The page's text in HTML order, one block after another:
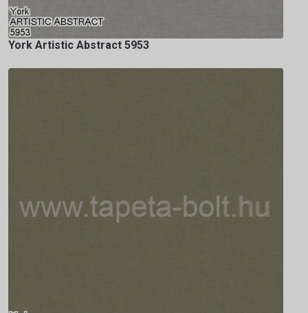
York Artistic Abstract 5953